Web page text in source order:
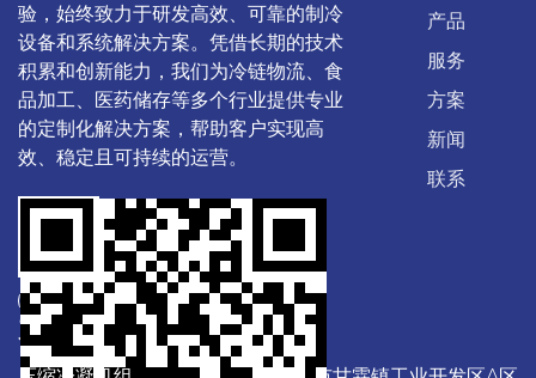
验，始终致力于研发高效、可靠的制冷
设备和系统解决方案。凭借长期的技术
积累和创新能力，我们为冷链物流、食
品加工、医药储存等多个行业提供专业
的定制化解决方案，帮助客户实现高
效、稳定且可持续的运营。
产品
服务
方案
新闻
联系
产品 联系我们